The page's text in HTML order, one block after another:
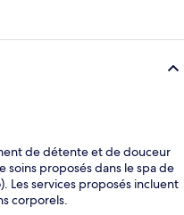
de détente et de douceur
soins proposés dans le spa de
Les services proposés incluent
corporels.